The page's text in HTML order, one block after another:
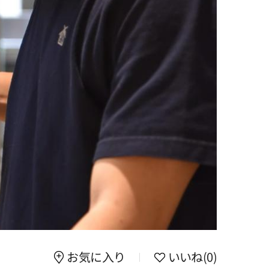
お気に入り いいね(0)